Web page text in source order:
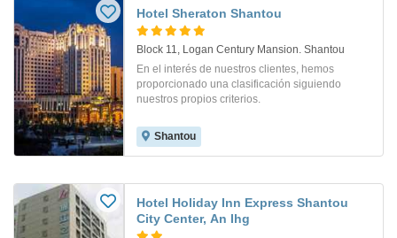
Hotel Sheraton Shantou
Block 11, Logan Century Mansion. Shantou
En el interés de nuestros clientes, hemos
proporcionado una clasificación siguiendo
nuestros propios criterios.
Shantou
Hotel Holiday Inn Express Shantou
City Center, An Ihg